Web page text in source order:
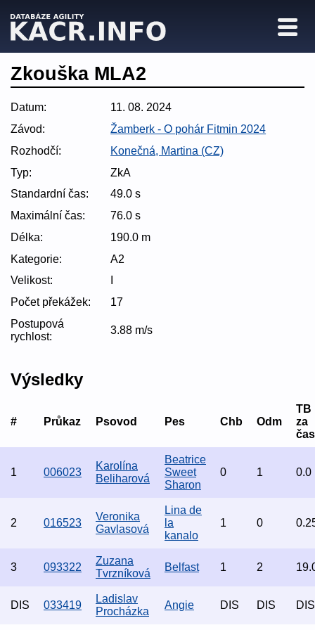
Zkouška MLA2
Datum:
11. 08. 2024
Závod:
Žamberk - O pohár Fitmin 2024
Rozhodčí:
Konečná, Martina (CZ)
Typ:
ZkA
Standardní čas:
49.0 s
Maximální čas:
76.0 s
Délka:
190.0 m
Kategorie:
A2
Velikost:
Počet překážek:
17
Postupová
rychlost:
3.88 m/s
Výsledky
# Průkaz Psovod Pes Chb Odm
TB
za
čas
1 006023
Karolína
Beliharová
Beatrice
Sweet
Sharon
0 1 0.0
2 016523
Veronika
Gavlasová
Lina de
la
kanalo
1 0
3 093322
Zuzana
Tvrzníková
Belfast 1 2
DIS 033419
Ladislav
Procházka
Angie DIS DIS DIS